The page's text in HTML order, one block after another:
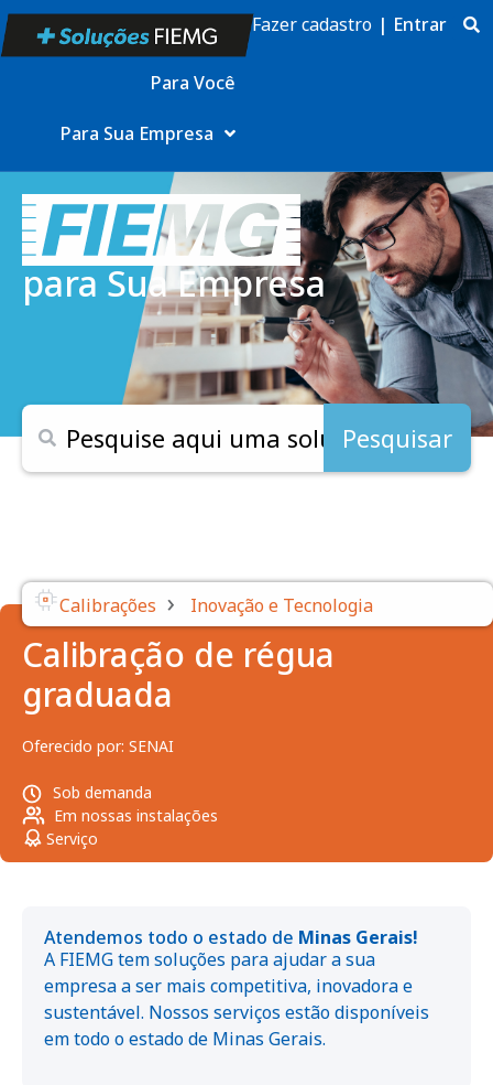
Para Você
Para Sua Empresa
Fazer cadastro | Entrar
para Sua Empresa
Pesquisar
Calibrações › Inovação e Tecnologia
Calibração de régua
graduada
Oferecido por: SENAI
Sob demanda
Em nossas instalações
Serviço
Atendemos todo o estado de Minas Gerais!
A FIEMG tem soluções para ajudar a sua
empresa a ser mais competitiva, inovadora e
sustentável. Nossos serviços estão disponíveis
em todo o estado de Minas Gerais.